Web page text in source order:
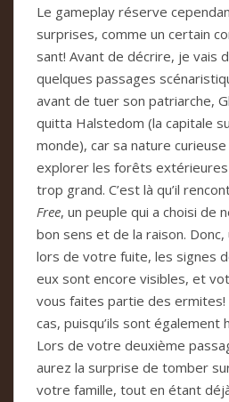
Le game­play réserve
sur­pri­ses, comme un cer­tain
sant! Avant de décrire, je vais
quel­ques pas­sa­ges
avant de tuer son patriar­che,
quitta Hal­ste­dom (la capi­tale
monde), car sa nature
explo­rer les forêts
trop grand. C’est là qu’il
Free, un peu­ple qui a choisi de
bon sens et de la rai­son.
lors de votre fuite, les signes
eux sont encore visi­bles, et
vous fai­tes par­tie des ermi­tes!
cas, puisqu’ils sont éga­le­ment
Lors de votre deuxième
aurez la sur­prise de tom­ber
votre famille, tout en étant